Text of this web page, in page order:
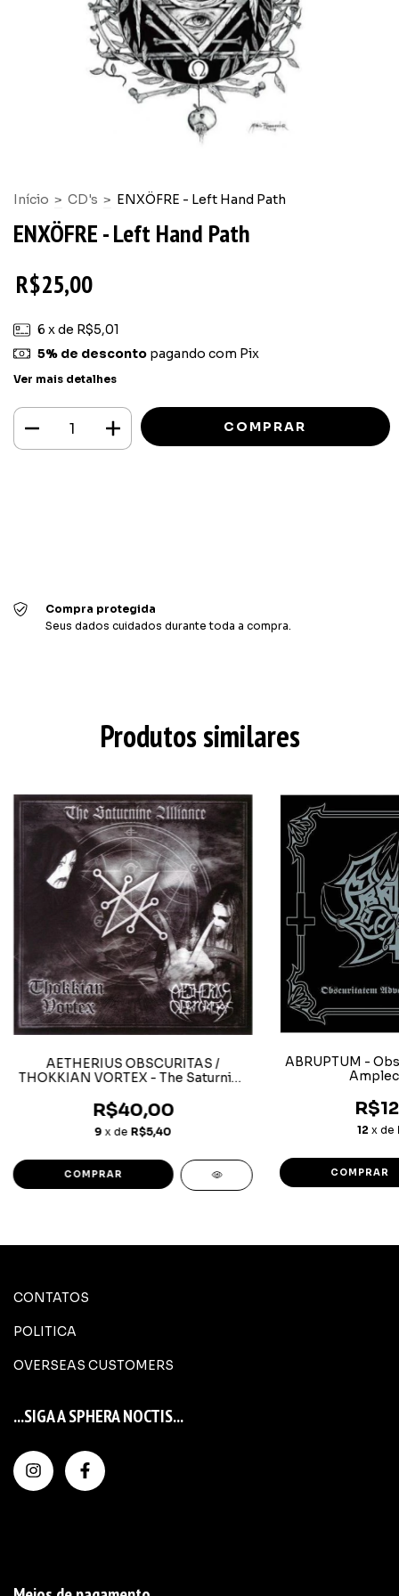
Início > CD's > ENXÖFRE - Left Hand Path
ENXÖFRE - Left Hand Path
R$25,00
6 x de R$5,01
5% de descontopagando com Pix
Ver mais detalhes
Compra protegida
Seus dados cuidados durante toda a compra.
Produtos similares
AETHERIUS OBSCURITAS /
THOKKIAN VORTEX - The Saturnine
R$40,00
9 x de R$5,40
ABRUPTUM -
12 x de
CONTATOS
POLITICA
OVERSEAS CUSTOMERS
...SIGA A SPHERA NOCTIS...